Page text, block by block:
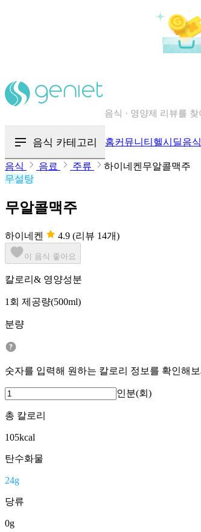
음식 카테고리 홈커뮤니티 헬시딜음
음식 음료 주류
하이네켄무알콜맥주
무설탕
무알콜맥주
하이네켄 4.9 (리뷰 14개)
이 음식 좋아요
칼로리& 영양성분
1회 제공량(500ml)
분량
숫자를 입력해 원하는 칼로리 정보를 확인해
인분(회)
총 칼로리
105kcal
탄수화물
24g
당류
0g